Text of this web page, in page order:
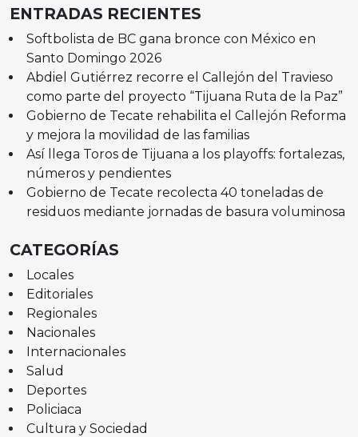
ENTRADAS RECIENTES
Softbolista de BC gana bronce con México en
Santo Domingo 2026
Abdiel Gutiérrez recorre el Callejón del Travieso
como parte del proyecto “Tijuana Ruta de la Paz”
Gobierno de Tecate rehabilita el Callejón Reforma
y mejora la movilidad de las familias
Así llega Toros de Tijuana a los playoffs: fortalezas,
números y pendientes
Gobierno de Tecate recolecta 40 toneladas de
residuos mediante jornadas de basura voluminosa
CATEGORÍAS
Locales
Editoriales
Regionales
Nacionales
Internacionales
Salud
Deportes
Policiaca
Cultura y Sociedad